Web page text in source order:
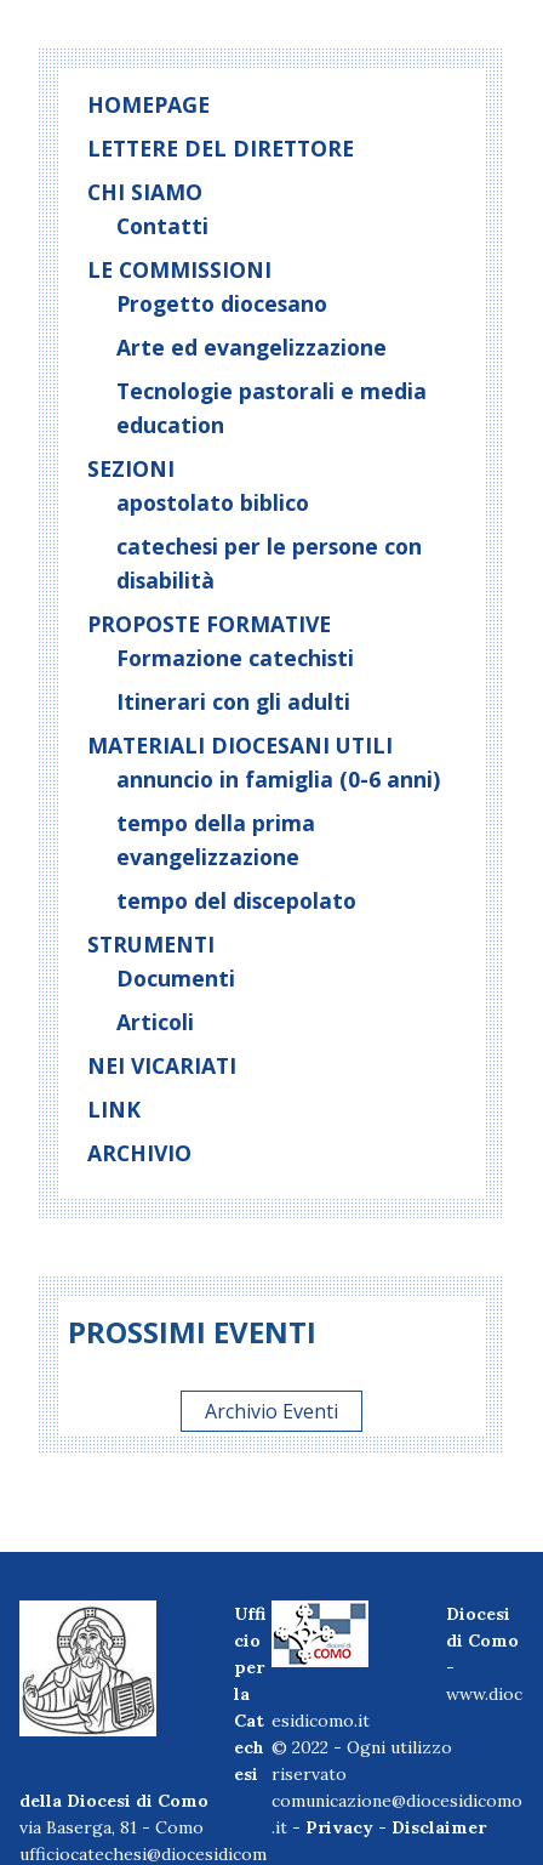
HOMEPAGE
LETTERE DEL DIRETTORE
CHI SIAMO
Contatti
LE COMMISSIONI
Progetto diocesano
Arte ed evangelizzazione
Tecnologie pastorali e media
education
SEZIONI
apostolato biblico
catechesi per le persone con
disabilità
PROPOSTE FORMATIVE
Formazione catechisti
Itinerari con gli adulti
MATERIALI DIOCESANI UTILI
annuncio in famiglia (0-6 anni)
tempo della prima
evangelizzazione
tempo del discepolato
STRUMENTI
Documenti
Articoli
NEI VICARIATI
LINK
ARCHIVIO
PROSSIMI EVENTI
Archivio Eventi
Uffi
cio
per
la
Cat
ech
esi
della Diocesi di Como
via Baserga, 81 - Como
ufficiocatechesi@diocesidicom
Diocesi
di Como
-
www.dioc
esidicomo.it
© 2022 - Ogni utilizzo
riservato
comunicazione@diocesidicomo
.it - Privacy - Disclaimer